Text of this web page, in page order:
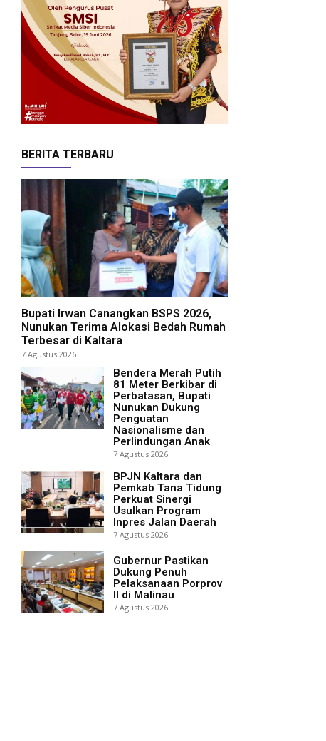
BERITA TERBARU
Bupati Irwan Canangkan BSPS 2026,
Nunukan Terima Alokasi Bedah Rumah
Terbesar di Kaltara
7 Agustus 2026
Bendera Merah Putih
81 Meter Berkibar di
Perbatasan, Bupati
Nunukan Dukung
Penguatan
Nasionalisme dan
Perlindungan Anak
7 Agustus 2026
BPJN Kaltara dan
Pemkab Tana Tidung
Perkuat Sinergi
Usulkan Program
Inpres Jalan Daerah
7 Agustus 2026
Gubernur Pastikan
Dukung Penuh
Pelaksanaan Porprov
II di Malinau
7 Agustus 2026